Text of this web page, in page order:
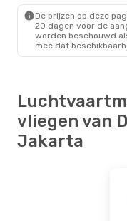
De prijzen op deze
20 dagen voor de
worden beschouwd
mee dat
vliegen van
Jakarta